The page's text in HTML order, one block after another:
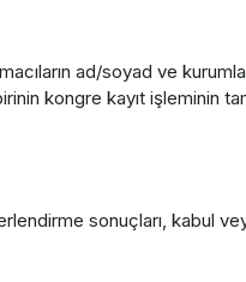
ad/soyad ve
kongre kayıt işleminin
sonuçları, kabul